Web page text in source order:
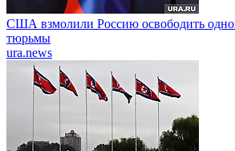
США взмолили Россию освободить
тюрьмы
ura.news